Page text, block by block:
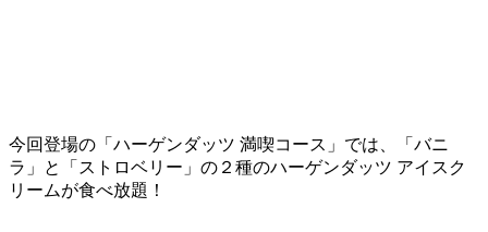
今回登場の「ハーゲンダッツ 満喫コース」では、「バニ
ラ」と「ストロベリー」の２種のハーゲンダッツ アイスク
リームが食べ放題！